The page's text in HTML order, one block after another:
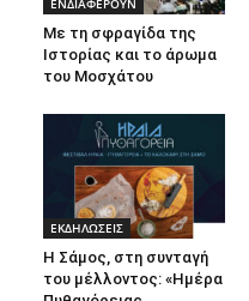
Με τη σφραγίδα της
Ιστορίας και το άρωμα
του Μοσχάτου
ΕΚΔΗΛΩΣΕΙΣ
Η Σάμος, στη συνταγή
του μέλλοντος: «Ημέρα